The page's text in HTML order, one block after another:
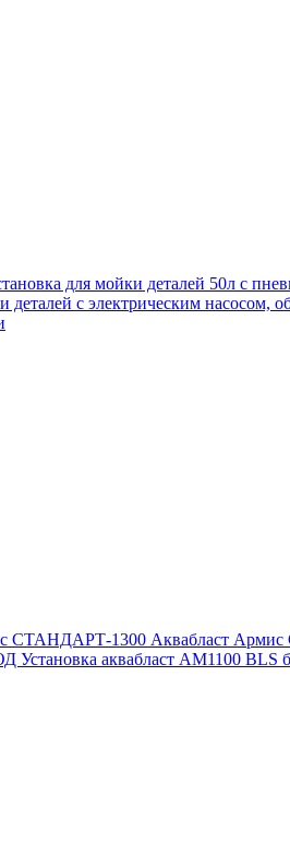
для мойки деталей 50л с
деталей с электрическим насосом,
СТАНДАРТ-1300 Аквабласт
Установка аквабласт AM1100 BLS